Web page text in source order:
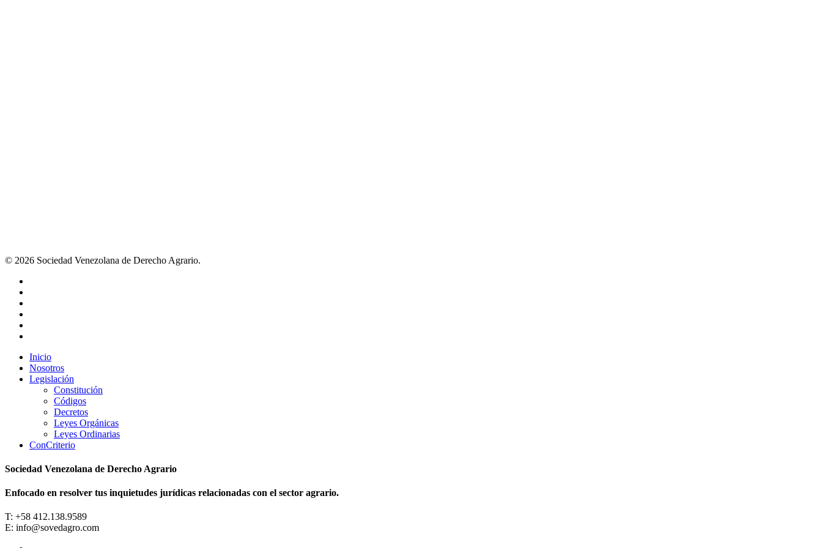
© 2026 Sociedad Venezolana de Derecho Agrario.
Close
Menu
Inicio
Nosotros
Legislación
Constitución
Códigos
Decretos
Leyes Orgánicas
Leyes Ordinarias
ConCriterio
Sociedad Venezolana de Derecho Agrario
Enfocado en resolver tus inquietudes jurídicas relacionadas con el sector agrario.
T: +58 412.138.9589
E: info@sovedagro.com